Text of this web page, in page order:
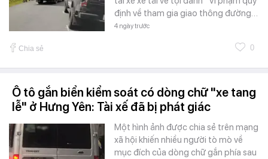
định về tham gia giao thông đường…
4 ngày trước
Chia sẻ 0
Ô tô gắn biển kiểm soát có dòng chữ "xe tang
lễ" ở Hưng Yên: Tài xế đã bị phát giác
Một hình ảnh được chia sẻ trên mạng
xã hội khiến nhiều người tò mò về
mục đích của dòng chữ gắn phía sau